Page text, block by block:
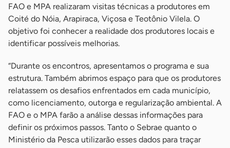
FAO e MPA realizaram visitas técnicas a produtores em
Coité do Nóia, Arapiraca, Viçosa e Teotônio Vilela. O
objetivo foi conhecer a realidade dos produtores locais e
identificar possíveis melhorias.
“Durante os encontros, apresentamos o programa e sua
estrutura. Também abrimos espaço para que os produtores
relatassem os desafios enfrentados em cada município,
como licenciamento, outorga e regularização ambiental. A
FAO e o MPA farão a análise dessas informações para
definir os próximos passos. Tanto o Sebrae quanto o
Ministério da Pesca utilizarão esses dados para traçar